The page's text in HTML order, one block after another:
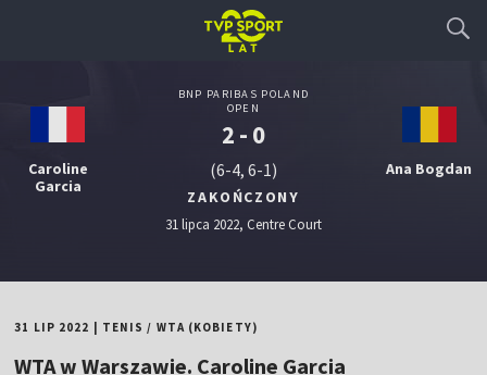
Caroline
Garcia
BNP PARIBAS POLAND
OPEN
2 - 0
(6-4, 6-1)
ZAKOŃCZONY
31 lipca 2022, Centre Court
Ana Bogdan
31 LIP 2022 TENIS / WTA (KOBIETY)
WTA w Warszawie. Caroline Garcia